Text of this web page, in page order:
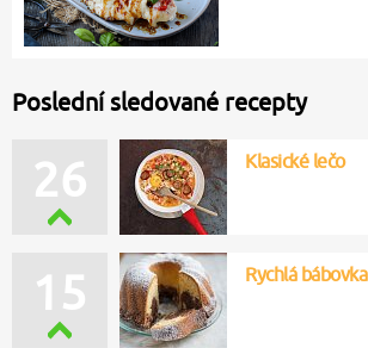
Poslední sledované recepty
26 Klasické lečo
15 Rychlá bábovka